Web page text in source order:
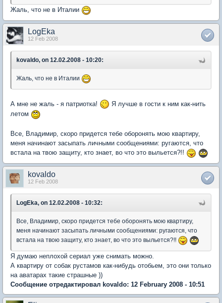
Жаль, что не в Италии
LogEka
12 Feb 2008
kovaldo, on 12.02.2008 - 10:20:
Жаль, что не в Италии
А мне не жаль - я патриотка!
Я лучше в гости к ним как-нить
летом
Все, Владимир, скоро придется тебе оборонять мою квартиру,
меня начинают засыпать личными сообщениями: ругаются, что
встала на твою защиту, кто знает, во что это выльется?!!
kovaldo
12 Feb 2008
LogEka, on 12.02.2008 - 10:32:
Все, Владимир, скоро придется тебе оборонять мою квартиру,
меня начинают засыпать личными сообщениями: ругаются, что
встала на твою защиту, кто знает, во что это выльется?!!
Я думаю неплохой сериал уже снимать можно.
А квартиру от собак рустамов как-нибудь отобьем, это они только
на аватарах такие страшные ))
Сообщение отредактировал kovaldo: 12 February 2008 - 10:51